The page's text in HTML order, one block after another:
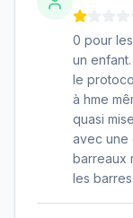
0 pour
un
le
à hme
quasi
avec une
barreaux
les